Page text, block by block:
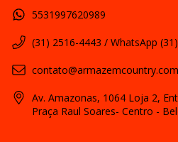
5531997620989
(31) 2516-4443 / WhatsApp
Av. Amazonas, 1064 Loja 2,
Praça Raul Soares- Centro -